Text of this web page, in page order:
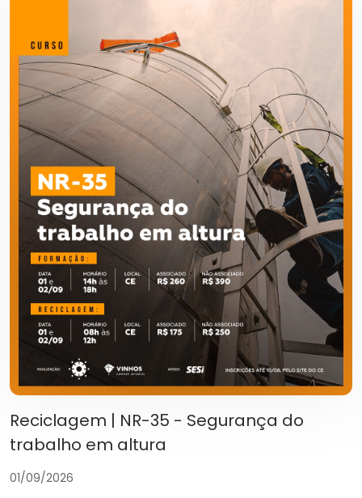
Reciclagem | NR-35 - Segurança do
trabalho em altura
01/09/2026